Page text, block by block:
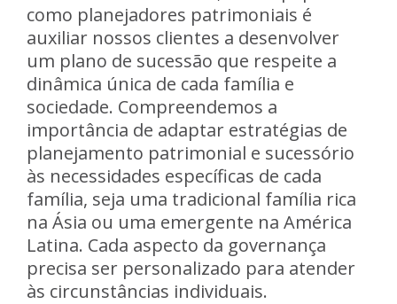
como planejadores patrimoniais é
auxiliar nossos clientes a desenvolver
um plano de sucessão que respeite a
dinâmica única de cada família e
sociedade. Compreendemos a
importância de adaptar estratégias de
planejamento patrimonial e sucessório
às necessidades específicas de cada
família, seja uma tradicional família rica
na Ásia ou uma emergente na América
Latina. Cada aspecto da governança
precisa ser personalizado para atender
às circunstâncias individuais.